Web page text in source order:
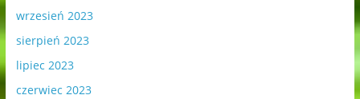
wrzesień 2023
sierpień 2023
lipiec 2023
czerwiec 2023